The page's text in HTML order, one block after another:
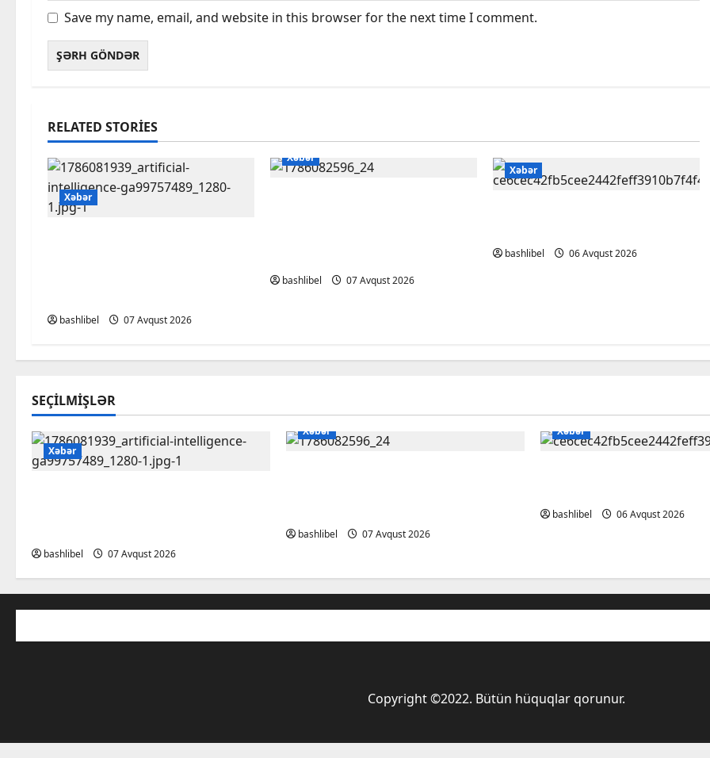
Save my name, email, and website in this browser for the next time I comment.
RELATED STORIES
Xəbər
bashlibel 07 Avqust 2026
Xəbər
bashlibel 07 Avqust 2026
Xəbər
bashlibel 06 Avqust 2026
SEÇILMIŞLƏR
Xəbər
bashlibel 07 Avqust 2026
Xəbər
bashlibel 07 Avqust 2026
Xəbər
bashlibel 06 Avqust 2026
Copyright ©2022. Bütün hüquqlar qorunur.